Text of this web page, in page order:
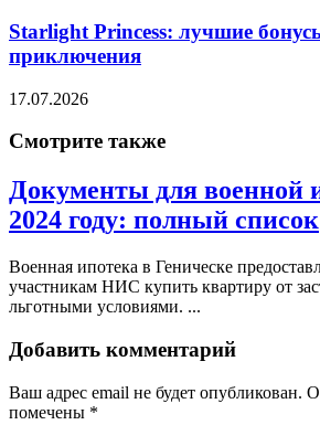
Starlight Princess: лучшие
приключения
17.07.2026
Смотрите также
Документы для военной
2024 году: полный список
Военная ипотека в Геническе
участникам НИС купить квартиру от
льготными условиями. ...
Добавить комментарий
Ваш адрес email не будет опубликован.
помечены *